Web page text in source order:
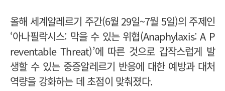
올해 세계알레르기 주간(6월 29일~7월 5일)의 주제인
‘아나필락시스: 막을 수 있는 위협(Anaphylaxis: A P
reventable Threat)’에 따른 것으로 갑작스럽게 발
생할 수 있는 중증알레르기 반응에 대한 예방과 대처
역량을 강화하는 데 초점이 맞춰졌다.